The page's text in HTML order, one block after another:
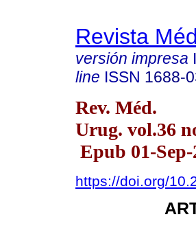
Revista
versión impresa
line ISSN 1688-
Rev. Méd.
Urug. vol.36
Epub 01-Sep-
https://doi.org/